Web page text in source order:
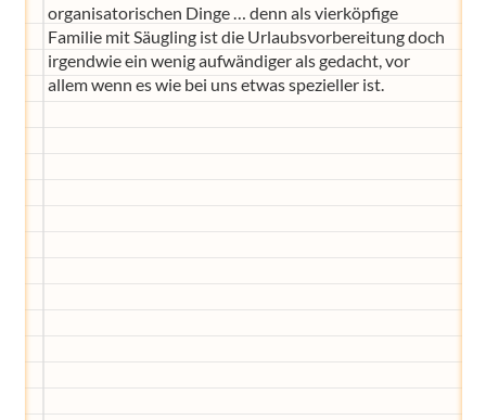
organisatorischen Dinge … denn als vierköpfige
Familie mit Säugling ist die Urlaubsvorbereitung doch
irgendwie ein wenig aufwändiger als gedacht, vor
allem wenn es wie bei uns etwas spezieller ist.